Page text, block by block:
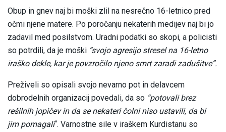
Obup in gnev naj bi moški zlil na nesrečno 16-letnico pred
očmi njene matere. Po poročanju nekaterih medijev naj bi jo
zadavil med posilstvom. Uradni podatki so skopi, a policisti
so potrdili, da je moški “svojo agresijo stresel na 16-letno
iraško dekle, kar je povzročilo njeno smrt zaradi zadušitve”.
Preživeli so opisali svojo nevarno pot in delavcem
dobrodelnih organizacij povedali, da so “potovali brez
rešilnih jopičev in da se nekateri čolni niso ustavili, da bi
jim pomagali“. Varnostne sile v iraškem Kurdistanu so